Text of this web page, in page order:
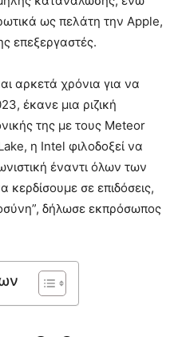
ως πελάτη την Apple,
επεξεργαστές.
αρκετά χρόνια για να
έκανε μια ριζική
της με τους Meteor
η Intel φιλοδοξεί να
έναντι όλων των
σε επιδόσεις,
δήλωσε εκπρόσωπος